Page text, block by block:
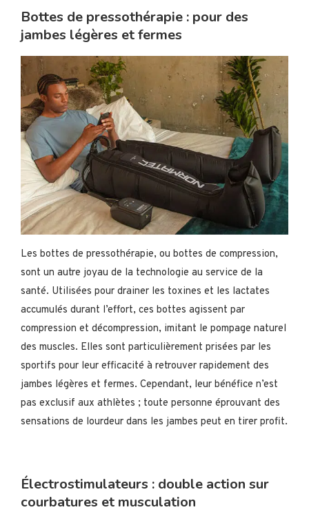
Bottes de pressothérapie : pour des
jambes légères et fermes
Les bottes de pressothérapie, ou bottes de compression,
sont un autre joyau de la technologie au service de la
santé. Utilisées pour drainer les toxines et les lactates
accumulés durant l’effort, ces bottes agissent par
compression et décompression, imitant le pompage naturel
des muscles. Elles sont particulièrement prisées par les
sportifs pour leur efficacité à retrouver rapidement des
jambes légères et fermes. Cependant, leur bénéfice n’est
pas exclusif aux athlètes ; toute personne éprouvant des
sensations de lourdeur dans les jambes peut en tirer profit.
Électrostimulateurs : double action sur
courbatures et musculation